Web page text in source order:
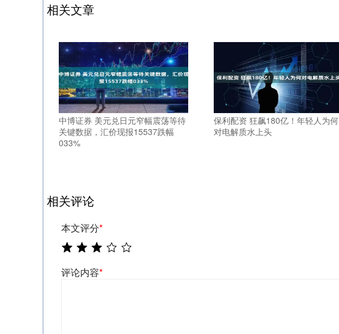
相关文章
中博证券 美元兑日元窄幅震荡等待
关键数据，汇价现报15537跌幅
033%
保利配资 狂飙180亿！年轻人为何
对电解质水上头
相关评论
本文评分*
评论内容*